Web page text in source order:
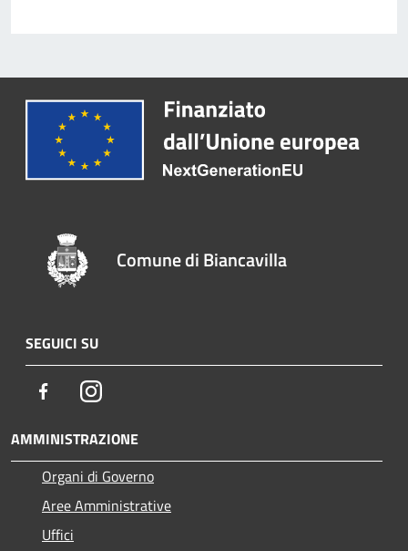
Comune di Biancavilla
SEGUICI SU
FacebookInstagram
AMMINISTRAZIONE
Organi di Governo
Aree Amministrative
Uffici